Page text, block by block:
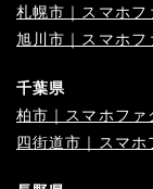
札幌市｜スマホフ
旭川市｜スマホ
千葉県
柏市｜スマホファ
四街道市｜スマ